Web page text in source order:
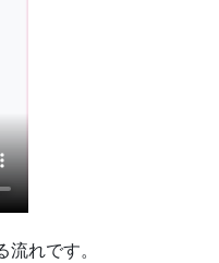
れです。